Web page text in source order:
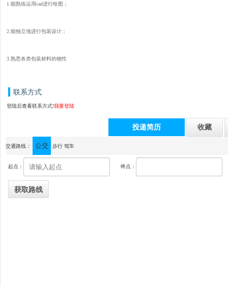
1.能熟练运用cad进行绘图；
2.能独立地进行包装设计；
3.熟悉各类包装材料的物性
联系方式
登陆后查看联系方式!我要登陆
投递简历 收藏
通讯地址：中山市横栏镇乐丰五路9号
交通路线： 公交 步行 驾车
起点： 终点：